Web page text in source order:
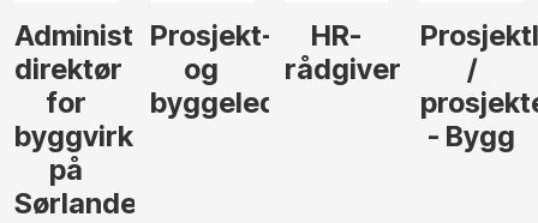
Administrerende
direktør
for
byggvirksomhet
på
Sørlandet
Prosjekt-
og
byggeleder
HR-
rådgiver
/
- Bygg